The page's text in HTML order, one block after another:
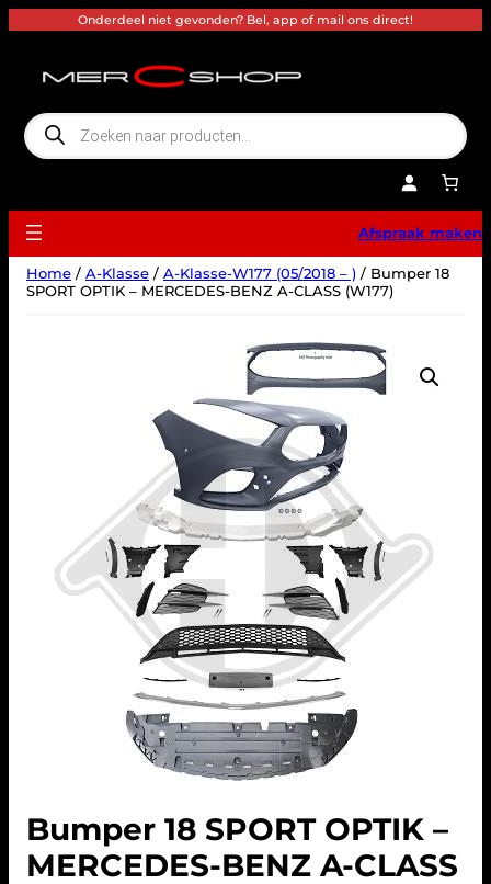
Onderdeel niet gevonden? Bel, app of mail ons direct!
P
r
o
n
o
e
k
Afspraak maken
Home / A-Klasse / A-Klasse-W177 (05/2018 – ) / Bumper 18
SPORT OPTIK – MERCEDES-BENZ A-CLASS (W177)
Bumper 18 SPORT OPTIK –
MERCEDES-BENZ A-CLASS